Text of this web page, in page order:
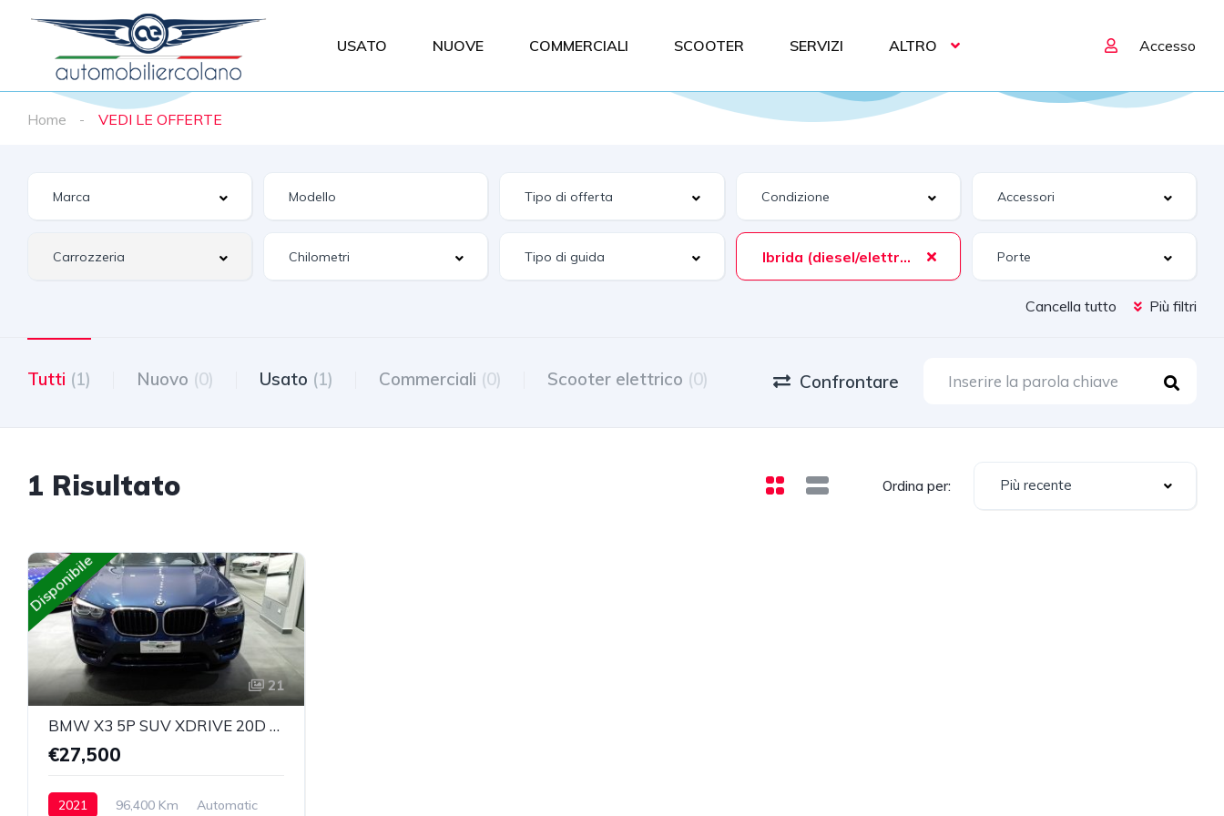
USATO NUOVE COMMERCIALI SCOOTER SERVIZI ALTRO Accesso
Home VEDI LE OFFERTE
Ibrida (diesel/elettrica)
Cancella tutto Più filtri
Tutti (1) Nuovo (0) Usato (1) Commerciali (0) Scooter elettrico (0) Confrontare
1 Risultato Ordina per: Più recente
Disponibile
21
BMW X3 5P SUV XDRIVE 20D MH48V BUSINESS ADVANTAGE 190 CV
€27,500
2021 96,400 Km
Automatic